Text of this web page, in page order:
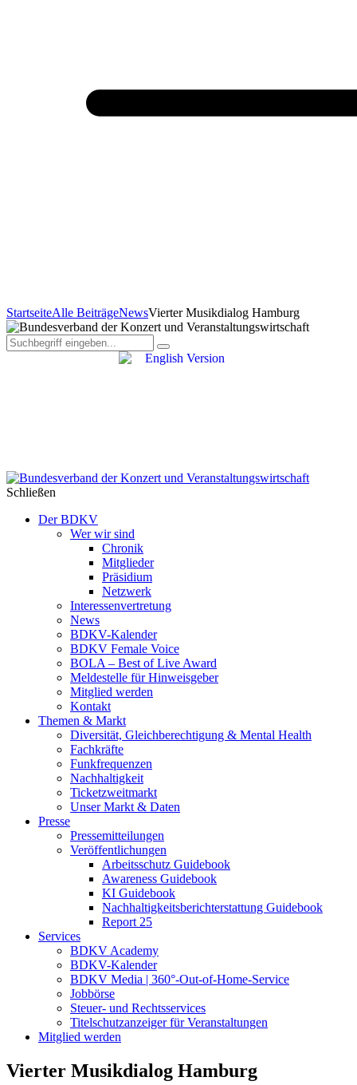
StartseiteAlle BeiträgeNewsVierter Musikdialog Hamburg
Schließen
Der BDKV
Wer wir sind
Chronik
Mitglieder
Präsidium
Netzwerk
Interessenvertretung
News
BDKV-Kalender
BDKV Female Voice
BOLA – Best of Live Award
Meldestelle für Hinweisgeber
Mitglied werden
Kontakt
Themen & Markt
Diversität, Gleichberechtigung & Mental Health
Fachkräfte
Funkfrequenzen
Nachhaltigkeit
Ticketzweitmarkt
Unser Markt & Daten
Presse
Pressemitteilungen
Veröffentlichungen
Arbeitsschutz Guidebook
Awareness Guidebook
KI Guidebook
Nachhaltigkeitsberichterstattung Guidebook
Report 25
Services
BDKV Academy
BDKV-Kalender
BDKV Media | 360°-Out-of-Home-Service
Jobbörse
Steuer- und Rechtsservices
Titelschutzanzeiger für Veranstaltungen
Mitglied werden
Vierter Musikdialog Hamburg